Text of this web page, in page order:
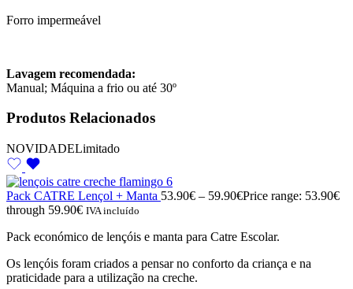
Forro impermeável
Lavagem recomendada:
Manual; Máquina a frio ou até 30º
Produtos Relacionados
NOVIDADELimitado
Pack CATRE Lençol + Manta 53.90€ – 59.90€Price range: 53.90€
through 59.90€ IVA incluído
Pack económico de lençóis e manta para Catre Escolar.
Os lençóis foram criados a pensar no conforto da criança e na
praticidade para a utilização na creche.